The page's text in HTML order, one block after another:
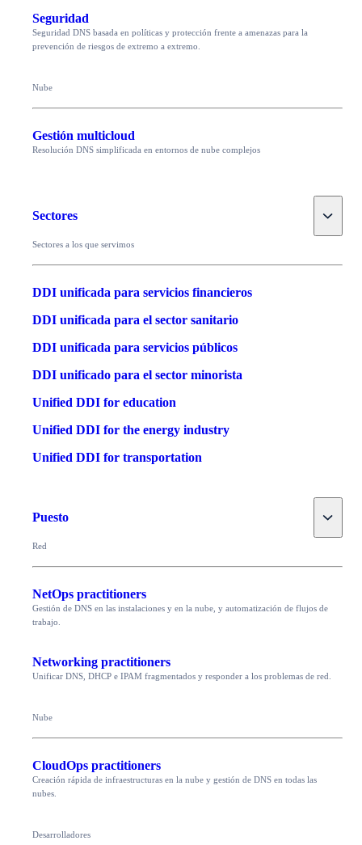
Seguridad
Seguridad DNS basada en políticas y protección frente a amenazas para la
prevención de riesgos de extremo a extremo.
Nube
Gestión multicloud
Resolución DNS simplificada en entornos de nube complejos
Sectores Toggle
Sectores a los que servimos
DDI unificada para servicios financieros
DDI unificada para el sector sanitario
DDI unificada para servicios públicos
DDI unificado para el sector minorista
Unified DDI for education
Unified DDI for the energy industry
Unified DDI for transportation
Puesto Toggle
Red
NetOps practitioners
Gestión de DNS en las instalaciones y en la nube, y automatización de flujos de
trabajo.
Networking practitioners
Unificar DNS, DHCP e IPAM fragmentados y responder a los problemas de red.
Nube
CloudOps practitioners
Creación rápida de infraestructuras en la nube y gestión de DNS en todas las
nubes.
Desarrolladores